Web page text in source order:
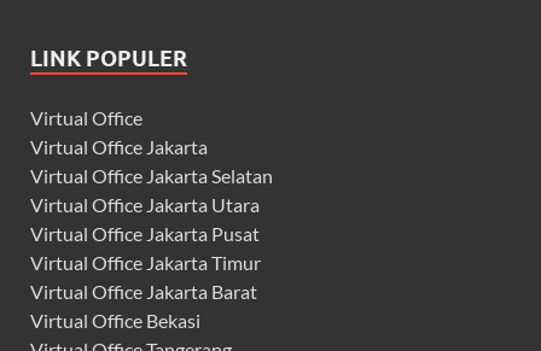
LINK POPULER
Virtual Office
Virtual Office Jakarta
Virtual Office Jakarta Selatan
Virtual Office Jakarta Utara
Virtual Office Jakarta Pusat
Virtual Office Jakarta Timur
Virtual Office Jakarta Barat
Virtual Office Bekasi